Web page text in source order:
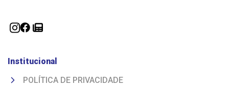
Institucional
POLÍTICA DE PRIVACIDADE